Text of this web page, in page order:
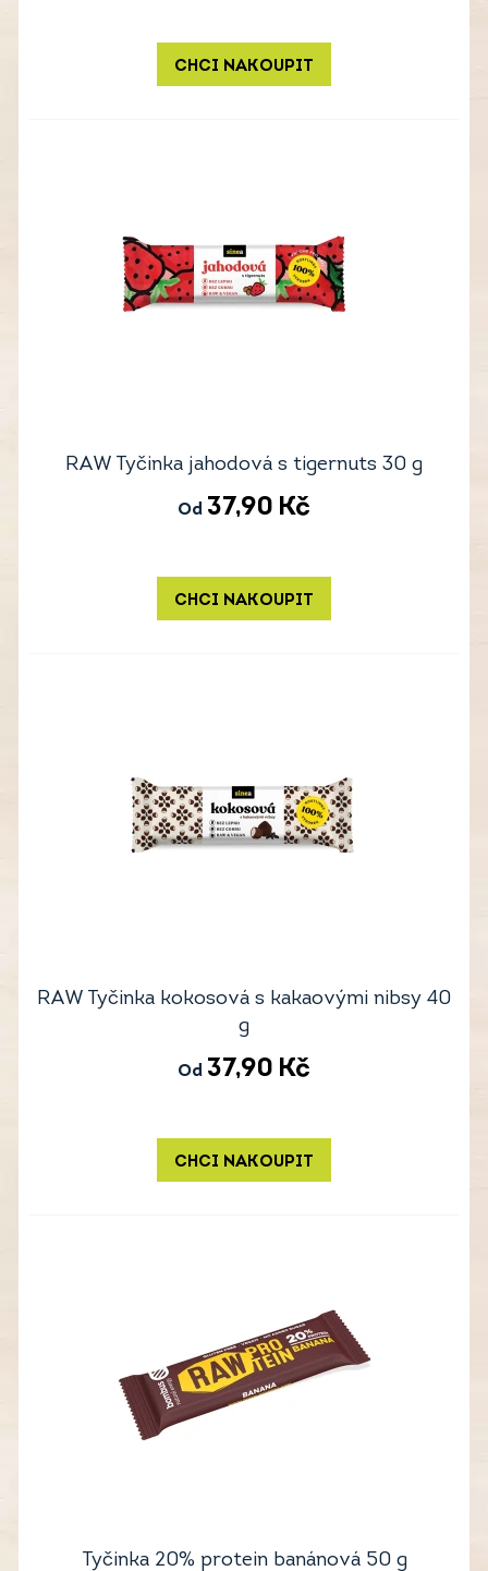
CHCI NAKOUPIT
RAW Tyčinka jahodová s tigernuts 30 g
Od 37,90 Kč
CHCI NAKOUPIT
RAW Tyčinka kokosová s kakaovými nibsy 40
g
Od 37,90 Kč
CHCI NAKOUPIT
Tyčinka 20% protein banánová 50 g